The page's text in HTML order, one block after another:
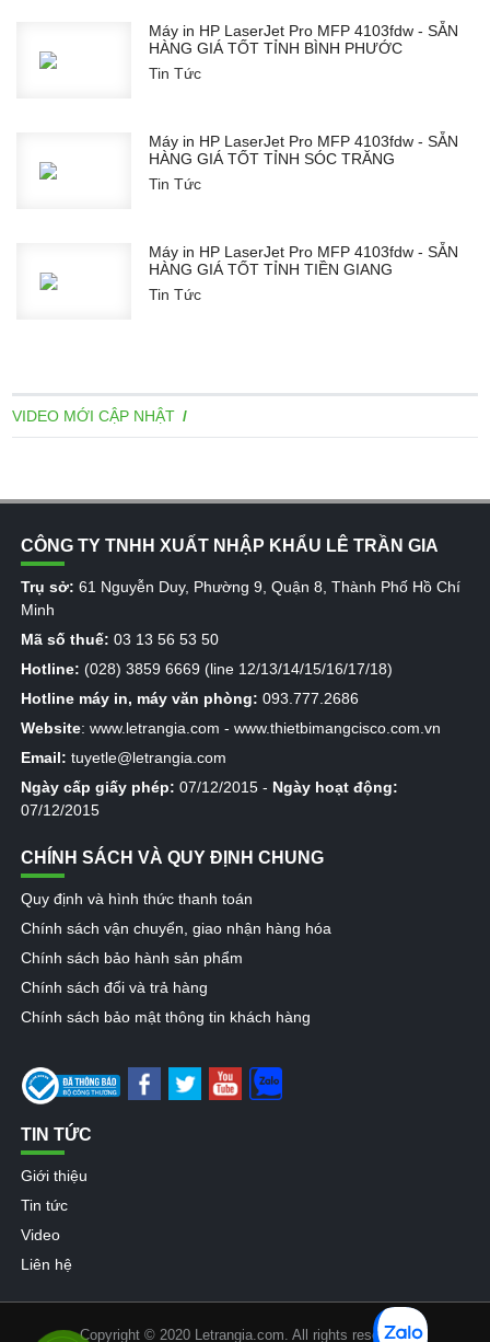
Máy in HP LaserJet Pro MFP 4103fdw - SẴN
HÀNG GIÁ TỐT TỈNH BÌNH PHƯỚC
Tin Tức
Máy in HP LaserJet Pro MFP 4103fdw - SẴN
HÀNG GIÁ TỐT TỈNH SÓC TRĂNG
Tin Tức
Máy in HP LaserJet Pro MFP 4103fdw - SẴN
HÀNG GIÁ TỐT TỈNH TIỀN GIANG
Tin Tức
VIDEO MỚI CẬP NHẬT
CÔNG TY TNHH XUẤT NHẬP KHẨU LÊ TRẦN GIA
Trụ sở: 61 Nguyễn Duy, Phường 9, Quận 8, Thành Phố Hồ Chí
Minh
Mã số thuế: 03 13 56 53 50
Hotline: (028) 3859 6669 (line 12/13/14/15/16/17/18)
Hotline máy in, máy văn phòng: 093.777.2686
Website: www.letrangia.com - www.thietbimangcisco.com.vn
Email: tuyetle@letrangia.com
Ngày cấp giấy phép: 07/12/2015 - Ngày hoạt động:
07/12/2015
CHÍNH SÁCH VÀ QUY ĐỊNH CHUNG
Quy định và hình thức thanh toán
Chính sách vận chuyển, giao nhận hàng hóa
Chính sách bảo hành sản phẩm
Chính sách đổi và trả hàng
Chính sách bảo mật thông tin khách hàng
TIN TỨC
Giới thiệu
Tin tức
Video
Liên hệ
Copyright © 2020 Letrangia.com. All rights reserved.